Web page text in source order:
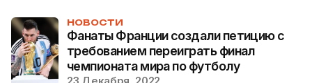
НОВОСТИ
Фанаты Франции создали петицию с
требованием переиграть финал
чемпионата мира по футболу
23 Декабря, 2022